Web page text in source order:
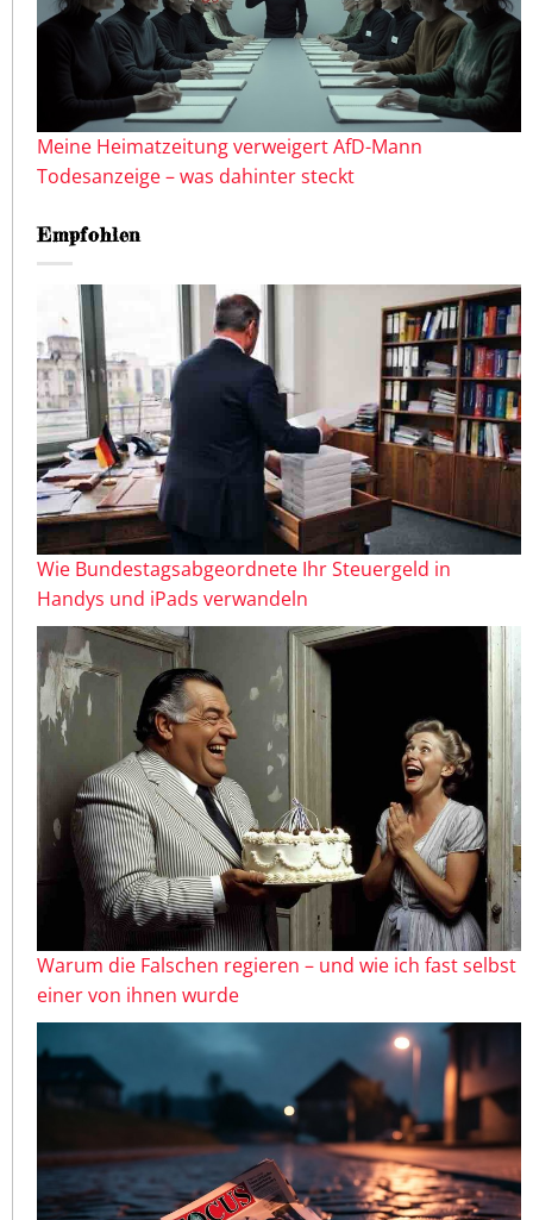
Meine Heimatzeitung verweigert AfD-Mann
Todesanzeige – was dahinter steckt
Empfohlen
Wie Bundestagsabgeordnete Ihr Steuergeld in
Handys und iPads verwandeln
Warum die Falschen regieren – und wie ich fast selbst
einer von ihnen wurde